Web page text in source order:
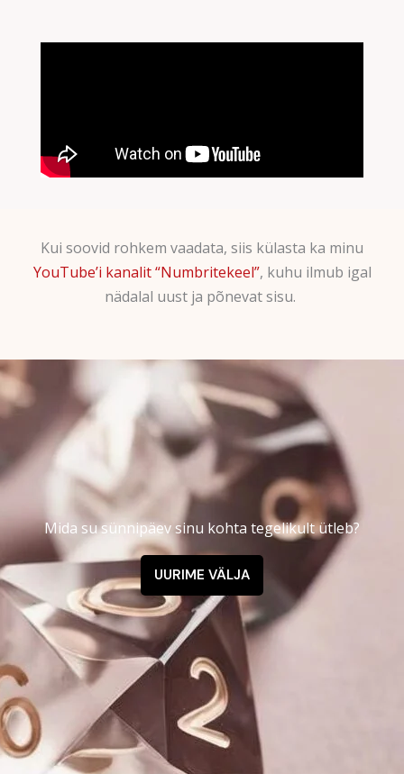
Kui soovid rohkem vaadata, siis külasta ka minu
YouTube’i kanalit “Numbritekeel”, kuhu ilmub igal
nädalal uust ja põnevat sisu.
Mida su sünnipäev sinu kohta tegelikult ütleb?
UURIME VÄLJA